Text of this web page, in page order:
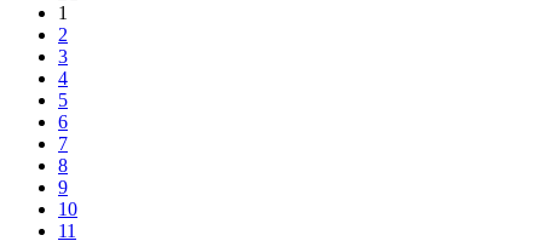
1
2
3
4
5
6
7
8
9
10
11